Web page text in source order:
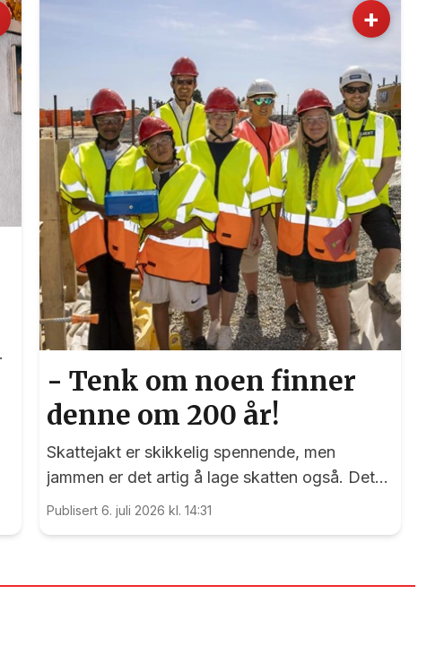
+
- Tenk om noen finner
denne om 200 år!
Skattejakt er skikkelig spennende, men
jammen er det artig å lage skatten også. Det
kan nemlig elevene ved Vilberg barneskole
Publisert 6. juli 2026 kl. 14:31